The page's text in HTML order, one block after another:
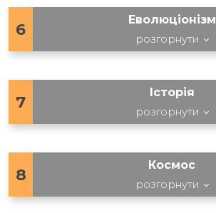
6
Еволюціонізм
розгорнути
7
Історія
розгорнути
8
Космос
розгорнути